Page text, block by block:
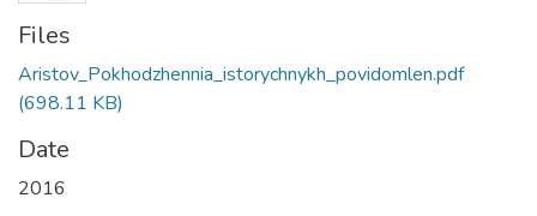
Files
Aristov_Pokhodzhennia_istorychnykh_povidomlen.pdf
(698.11 KB)
Date
2016